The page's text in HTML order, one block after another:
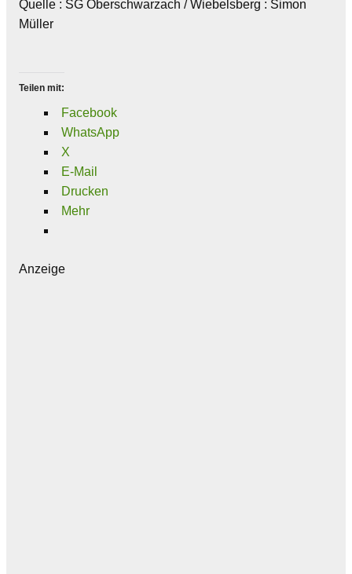
Quelle : SG Oberschwarzach / Wiebelsberg : Simon
Müller
Teilen mit:
Facebook
WhatsApp
X
E-Mail
Drucken
Mehr
Anzeige